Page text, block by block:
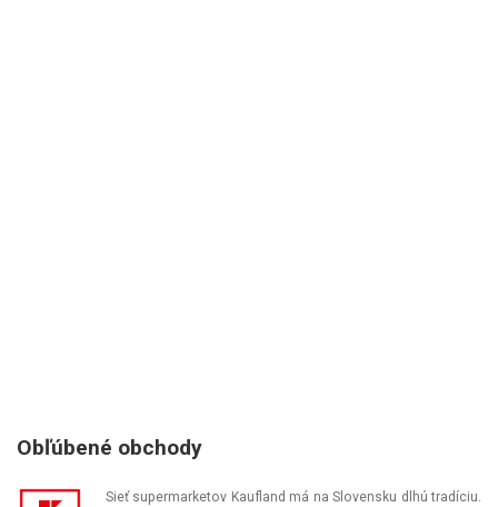
Obľúbené obchody
Sieť supermarketov Kaufland má na Slovensku dlhú tradíciu.